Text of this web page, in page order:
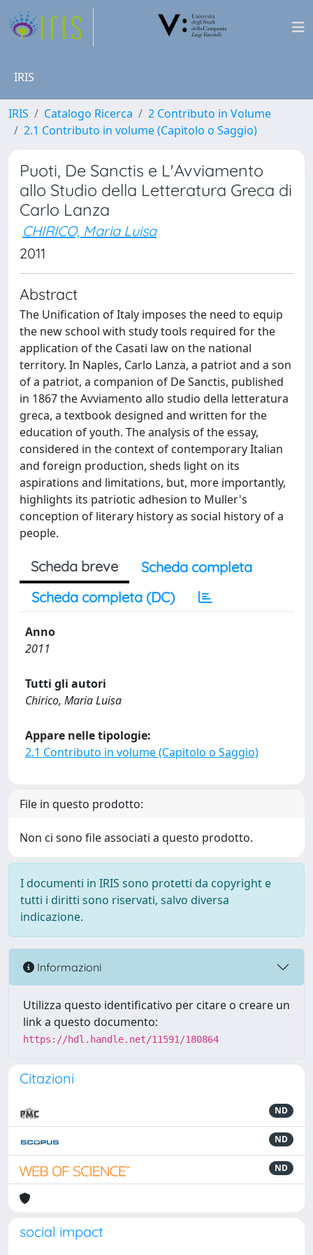
IRIS
IRIS Catalogo Ricerca
2 Contributo in Volume
2.1 Contributo in volume (Capitolo o Saggio)
Puoti, De Sanctis e L'Avviamento
allo Studio della Letteratura Greca di
Carlo Lanza
CHIRICO, Maria Luisa
2011
Abstract
The Unification of Italy imposes the need to equip
the new school with study tools required for the
application of the Casati law on the national
territory. In Naples, Carlo Lanza, a patriot and a son
of a patriot, a companion of De Sanctis, published
in 1867 the Avviamento allo studio della letteratura
greca, a textbook designed and written for the
education of youth. The analysis of the essay,
considered in the context of contemporary Italian
and foreign production, sheds light on its
aspirations and limitations, but, more importantly,
highlights its patriotic adhesion to Muller's
conception of literary history as social history of a
people.
Scheda breve
Scheda completa
Scheda completa (DC)
Anno
2011
Tutti gli autori
Chirico, Maria Luisa
Appare nelle tipologie:
2.1 Contributo in volume (Capitolo o Saggio)
File in questo prodotto:
Non ci sono file associati a questo prodotto.
I documenti in IRIS sono protetti da copyright e
tutti i diritti sono riservati, salvo diversa
indicazione.
Informazioni
Utilizza questo identificativo per citare o creare un
link a questo documento:
https://hdl.handle.net/11591/180864
Citazioni
ND
ND
ND
social impact